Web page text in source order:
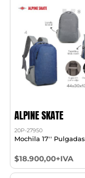
ALPINE SKATE
20P-27950
Mochila 17'' Pulgadas
$18.900,00+IVA